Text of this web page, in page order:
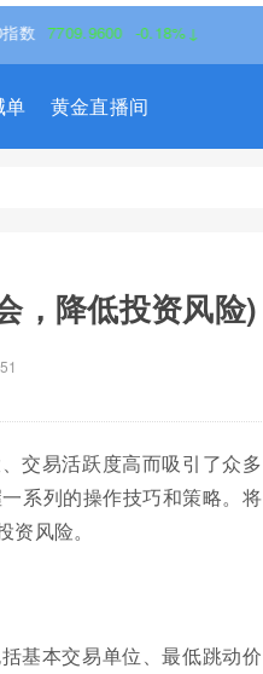
-0.18%↓
单 黄金直播间
，降低投资风险)
交易活跃度高而吸引了众多
系列的操作技巧和策略。将
风险。
基本交易单位、最低跳动价